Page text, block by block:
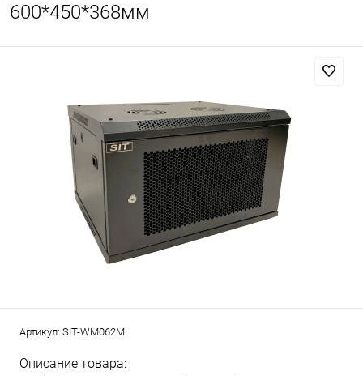
600*450*368мм
Артикул: SIT-WM062M
Описание товара: